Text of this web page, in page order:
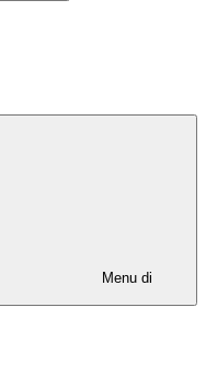
Menu di